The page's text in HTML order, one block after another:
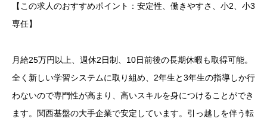
【この求人のおすすめポイント：安定性、働きやすさ、小2、小3
専任】
月給25万円以上、週休2日制、10日前後の長期休暇も取得可能。
全く新しい学習システムに取り組め、2年生と3年生の指導しか行
わないので専門性が高まり、高いスキルを身につけることができ
ます。関西基盤の大手企業で安定しています。引っ越しを伴う転